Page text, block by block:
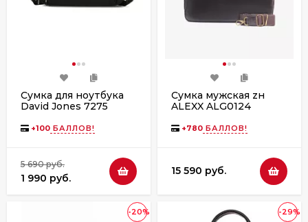
Сумка для ноутбука
David Jones 7275
+100 БАЛЛОВ!
5 690 руб.
1 990 руб.
Сумка мужская zн
ALEXX ALG0124
+780 БАЛЛОВ!
15 590 руб.
-20% -29%